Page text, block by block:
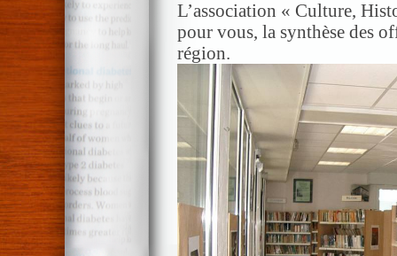
L’association « Culture,
pour vous, la synthèse des
région.